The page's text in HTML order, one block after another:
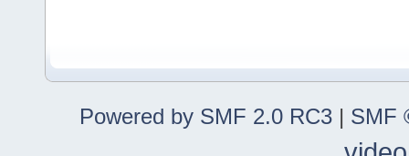
Powered by SMF 2.0 RC3 | SMF